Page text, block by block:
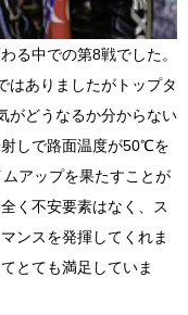
る中での第8戦でした。
はありましたがトップタ
がどうなるか分からない
しで路面温度が50℃を
アップを果たすことが
く不安要素はなく、ス
ンスを発揮してくれま
とても満足していま